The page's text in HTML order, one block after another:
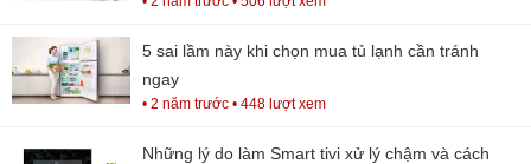
5 sai lầm này khi chọn mua tủ lạnh cần tránh
ngay
• 2 năm trước • 448 lượt xem
Những lý do làm Smart tivi xử lý chậm và cách